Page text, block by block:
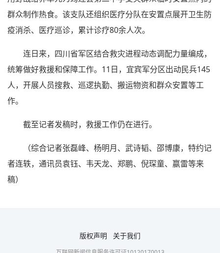
群众制作热食。该支队还组织医疗分队在安置点展开卫生防
疫消杀、医疗巡诊，累计诊疗80余人次。
连日来，四川省军区结合救灾进程动态调配力量编成，
统筹做好救援和保障工作。11日，宜宾军分区出动民兵145
人，开展人员搜救、巡逻执勤、搬运物资和群众安置等工
作。
截至记者发稿时，救援工作仍在进行。
（综合记者张磊峰、杨明月、武诗韬、邵博康，特约记
者连轶，通讯员袁钰、韦天龙、郑鹏、倪琛童、嬴雷等来
稿）
版权声明 关于我们